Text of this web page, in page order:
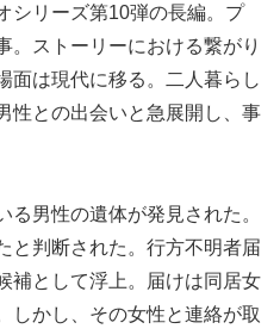
シリーズ第10弾の長編。プ
。ストーリーにおける繋がり
面は現代に移る。二人暮らし
性との出会いと急展開し、事
男性の遺体が発見された。
と判断された。行方不明者届
補として浮上。届けは同居女
しかし、その女性と連絡が取